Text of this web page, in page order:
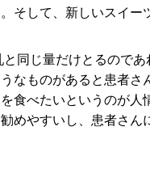
そして、新しいスイ
同じ量だけとるので
なものがあると患者さ
食べたいというのが人
めやすいし、患者さ